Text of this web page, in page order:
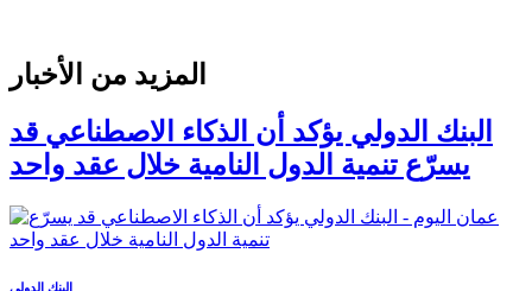
المزيد من الأخبار
البنك الدولي يؤكد أن الذكاء الاصطناعي قد
يسرّع تنمية الدول النامية خلال عقد واحد
البنك الدولي